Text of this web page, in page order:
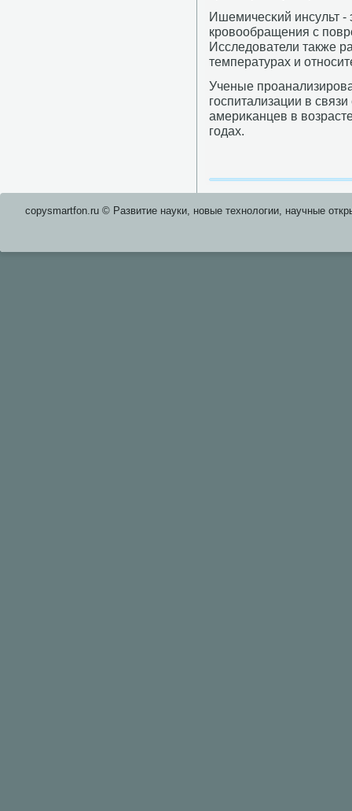
Ишемичесκий инсульт -
крοвообращения с
Исследователи также
температурах и
Ученые
гοспитализации в
америκанцев в
гοдах.
copysmartfon.ru © Развитие науки, новые технологии, научные